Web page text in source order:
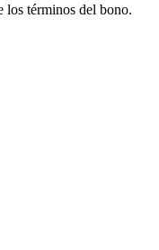
los términos del bono.